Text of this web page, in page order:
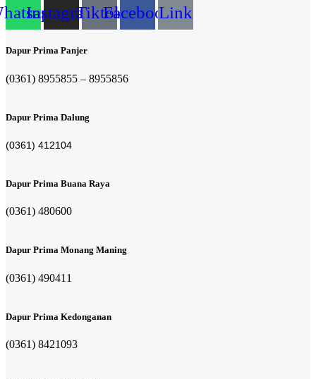
InstagramTiktokFacebookLink
Dapur Prima Panjer
(0361) 8955855 – 8955856​
Dapur Prima Dalung
(0361) 412104
Dapur Prima Buana Raya
(0361) 480600
Dapur Prima Monang Maning
(0361) 490411​
Dapur Prima Kedonganan
(0361) 8421093